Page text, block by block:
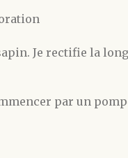
Je rectifie la
par un